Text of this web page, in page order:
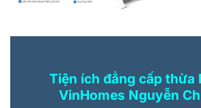
Tiện ích đẳng cấp thừa
VinHomes Nguyễn